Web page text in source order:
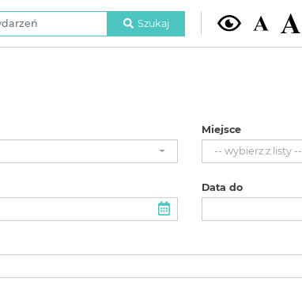
Szukaj
Miejsce
-- wybierz z listy --
Data do